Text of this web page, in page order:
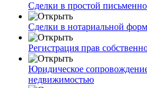
Сделки в простой
Сделки в нотариальной
Регистрация прав
Юридическое
недвижимостью